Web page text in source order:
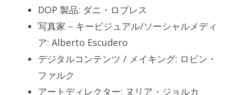
DOP 製品: ダニ・ロブレス
写真家 – キービジュアル/ソーシャルメディ
ア: Alberto Escudero
デジタルコンテンツ / メイキング: ロビン・
ファルク
アートディレクター: ヌリア・ジョルカ